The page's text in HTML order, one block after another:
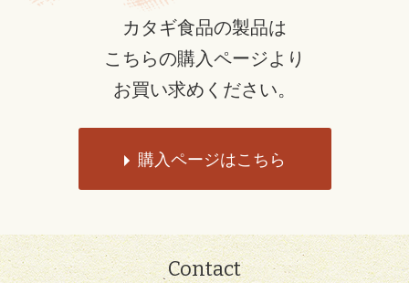
カタギ食品の製品は
こちらの購入ページより
お買い求めください。
購入ページはこちら
Contact